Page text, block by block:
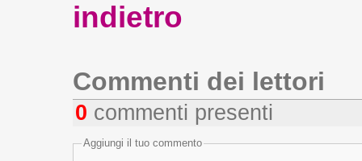
indietro
Commenti dei lettori
0 commenti presenti
Aggiungi il tuo commento